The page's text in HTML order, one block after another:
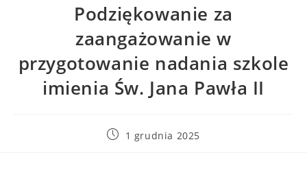
Podziękowanie za
zaangażowanie w
przygotowanie nadania szkole
imienia Św. Jana Pawła II
1 grudnia 2025